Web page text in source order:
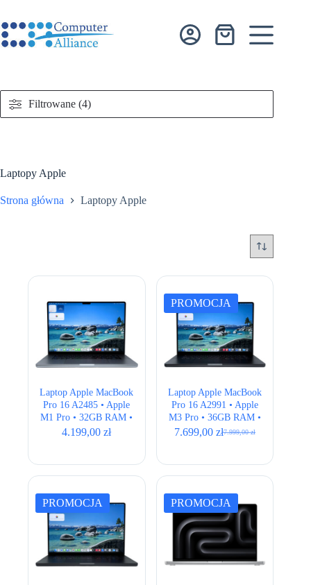
treści
Koszyk
Laptopy Apple
Strona główna Laptopy Apple
Laptop Apple MacBook
Pro 16 A2485 • Apple
M1 Pro • 32GB RAM •
512GB SSD • 16″ Retina
4.199,00zł
PROMOCJA
Laptop Apple MacBook
Pro 16 A2991 • Apple
M3 Pro • 36GB RAM •
512GB SSD • 16,2″
7.999,00zł
Pierwotna
wynosiła:
7.999,00 zł.
7.699,00 zł
Aktualna
wynosi:
7.699,00 zł.
PROMOCJA PROMOCJA
Filtrowane (4)